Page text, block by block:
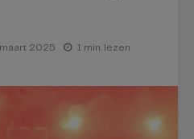
2025 1 min. lezen